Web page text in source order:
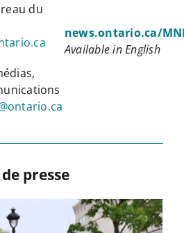
du
news.ontario.ca/
Available in English
presse